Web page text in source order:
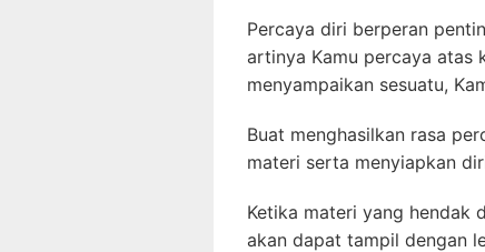
Percaya diri berperan
artinya Kamu percaya atas
menyampaikan sesuatu,
Buat menghasilkan rasa
materi serta menyiapkan
Ketika materi yang hendak
akan dapat tampil dengan